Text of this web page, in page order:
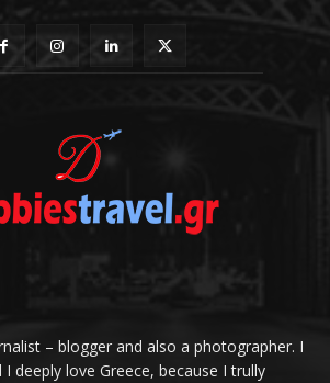
– blogger and also a photographer. I
deeply love Greece, because I trully